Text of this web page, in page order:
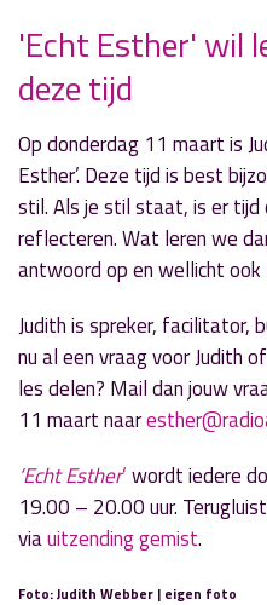
« Vorig nieuwsbericht
Raadsleden bespreken
1 maart 2021
» Volgend nieuwsbericht
Tweede nacht van de
Talen Top 70'
8 maart 2021
'Echt Esther' wil
deze tijd
Op donderdag 11 maart is
Esther’. Deze tijd is best
stil. Als je stil staat, is er tijd
reflecteren. Wat leren we
antwoord op en wellicht ook
Judith is spreker, facilitator,
nu al een vraag voor Judith
les delen? Mail dan jouw
11 maart naar
‘Echt Esther‘wordt iedere
19.00 – 20.00 uur.
viauitzending gemist.
Foto: Judith Webber | eigen foto